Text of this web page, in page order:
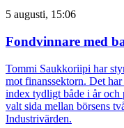
5 augusti, 15:06
Fondvinnare med
Tommi Saukkoriipi har
mot finanssektorn. Det
index tydligt både i år och
valt sida mellan börsens
Industrivärden.